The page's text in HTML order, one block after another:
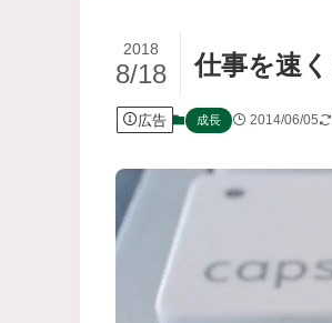
仕事を速
2018
8/18
広告 成長 2014/06/05